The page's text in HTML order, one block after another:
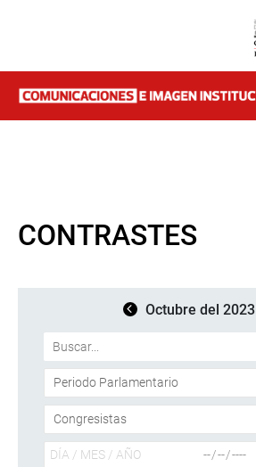
CONTRASTES
Octubre del 2023